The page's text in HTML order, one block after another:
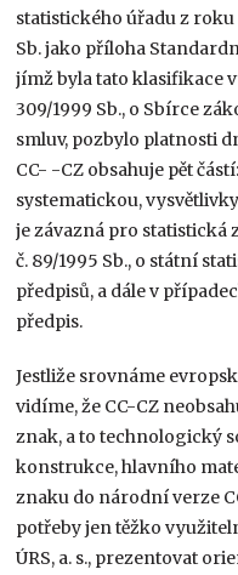
statistického úřadu z roku
Sb. jako příloha
jímž byla tato klasifikace
309/1999 Sb., o Sbírce
smluv, pozbylo platnosti
CC- -CZ obsahuje pět
systematickou,
je závazná pro statistická
č. 89/1995 Sb., o státní
předpisů, a dále v
předpis.
Jestliže srovnáme
vidíme, že CC-CZ
znak, a to technologický
konstrukce, hlavního
znaku do národní verze
potřeby jen těžko
ÚRS, a. s., prezentovat